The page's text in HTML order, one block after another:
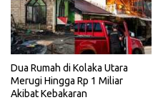
Dua Rumah di Kolaka Utara
Merugi Hingga Rp 1 Miliar
Akibat Kebakaran